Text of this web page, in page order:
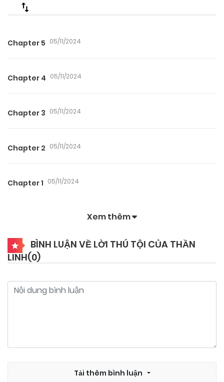
Chapter 5 05/11/2024
Chapter 4 05/11/2024
Chapter 3 05/11/2024
Chapter 2 05/11/2024
Chapter 1 05/11/2024
Xem thêm
BÌNH LUẬN VỀ LỜI THÚ TỘI CỦA THẦN
LINH(0)
Tải thêm bình luận